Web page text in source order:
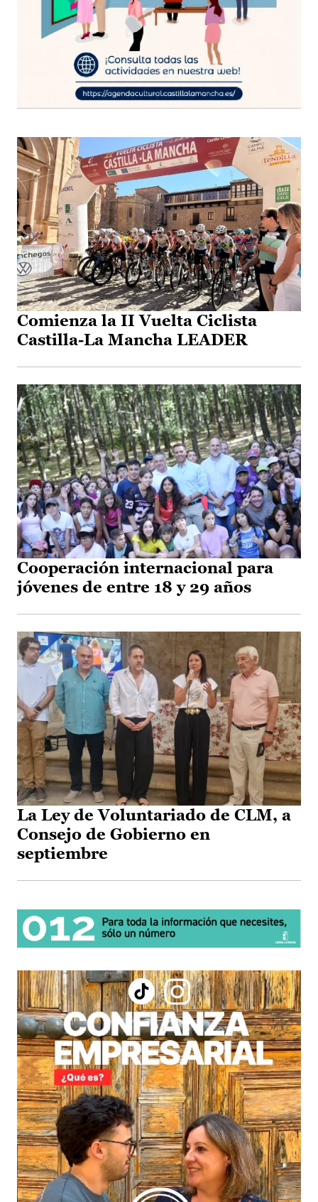
Comienza la II Vuelta Ciclista
Castilla-La Mancha LEADER
Cooperación internacional para
jóvenes de entre 18 y 29 años
La Ley de Voluntariado de CLM, a
Consejo de Gobierno en
septiembre